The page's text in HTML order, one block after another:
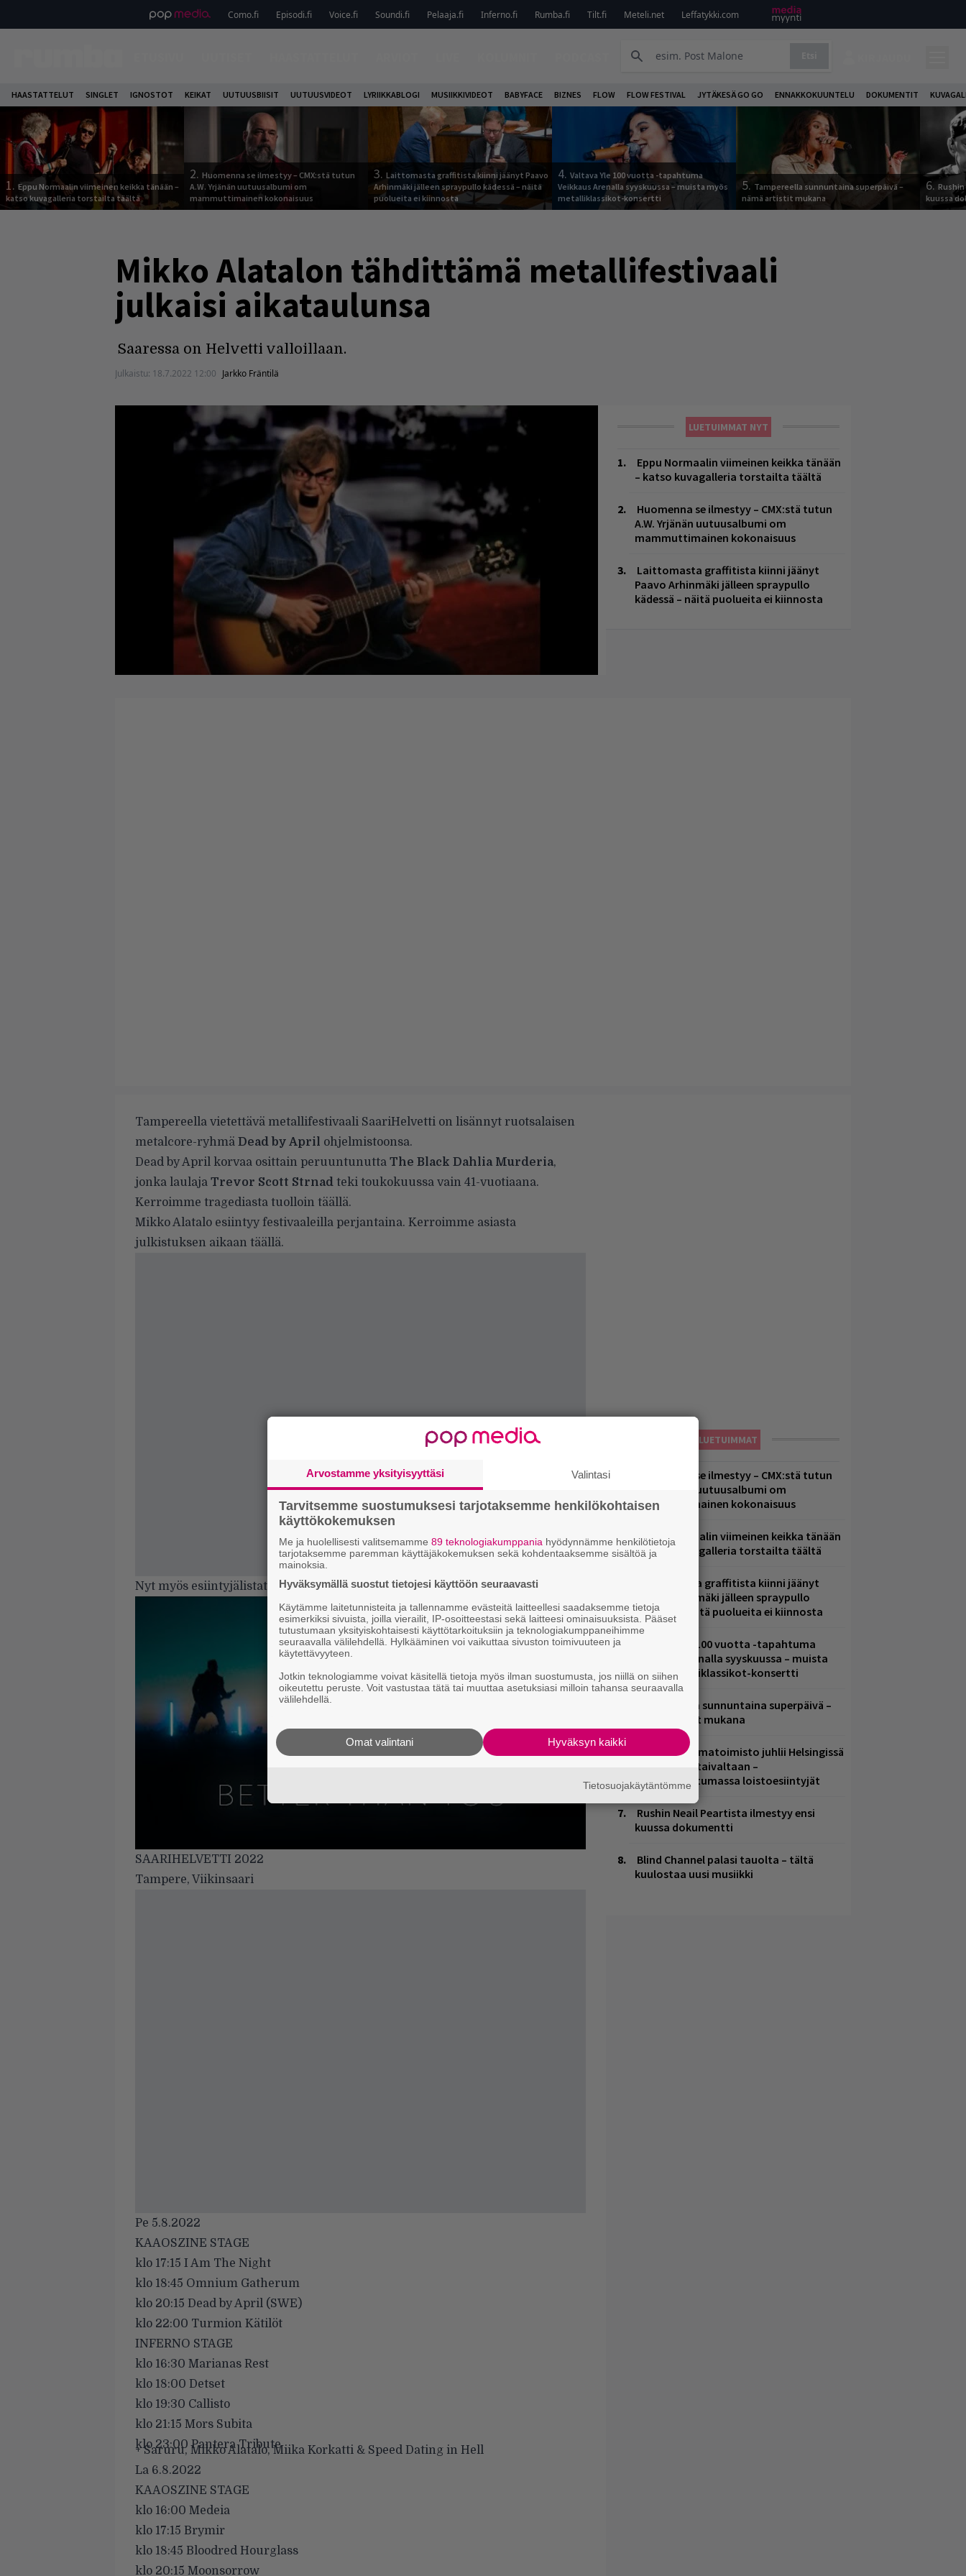
Como.fi Episodi.fi Voice.fi Soundi.fi Pelaaja.fi Inferno.fi Rumba.fi Tilt.fi Meteli.net Leffatykki.com
HAASTATTELUT SINGLET IGNOSTOT KEIKAT UUTUUSBIISIT UUTUUSVIDEOT LYRIIKKABLOGI MUSIIKKIVIDEOT BABYFACE BIZNES FLOW FLOW FESTIVAL JYTÄKESÄ GO GO ENNAKKOKUUNTELU DOKUMENTIT
1. Eppu Normaalin viimeinen keikka tänään –
katso kuvagalleria torstailta täältä
2. Huomenna se ilmestyy – CMX:stä tutun
A.W. Yrjänän uutuusalbumi om
mammuttimainen kokonaisuus
3. Laittomasta graffitista kiinni jäänyt Paavo
Arhinmäki jälleen spraypullo kädessä – näitä
puolueita ei kiinnosta
4. Valtava Yle 100 vuotta -tapahtuma
Veikkaus Arenalla syyskuussa – muista myös
metalliklassikot-konsertti
5. Tampereella sunnuntaina superpäivä –
nämä artistit mukana
6.
kuussa
Mikko Alatalon tähdittämä metallifestivaali
julkaisi aikataulunsa
Saaressa on Helvetti valloillaan.
Julkaistu: 18.7.2022 12:00 Jarkko Fräntilä
LUETUIMMAT NYT
Eppu Normaalin viimeinen keikka tänään
– katso kuvagalleria torstailta täältä
Huomenna se ilmestyy – CMX:stä tutun
A.W. Yrjänän uutuusalbumi om
mammuttimainen kokonaisuus
Laittomasta graffitista kiinni jäänyt
Paavo Arhinmäki jälleen spraypullo
kädessä – näitä puolueita ei kiinnosta
Tampereella vietettävä metallifestivaali SaariHelvetti on lisännyt ruotsalaisen
metalcore-ryhmä Dead by April ohjelmistoonsa.
Dead by April korvaa osittain peruuntunutta The Black Dahlia Murderia,
jonka laulaja Trevor Scott Strnad teki toukokuussa vain 41-vuotiaana.
Kerroimme tragediasta tuolloin täällä.
Mikko Alatalo esiintyy festivaaleilla perjantaina. Kerroimme asiasta
julkistuksen aikaan täällä.
Nyt myös esiintyjälistat ja aikataulut on julkaistu. Ne löydät videon alta.
SAARIHELVETTI 2022
Tampere, Viikinsaari
Pe 5.8.2022
KAAOSZINE STAGE
klo 17:15 I Am The Night
klo 18:45 Omnium Gatherum
klo 20:15 Dead by April (SWE)
klo 22:00 Turmion Kätilöt
INFERNO STAGE
klo 16:30 Marianas Rest
klo 18:00 Detset
klo 19:30 Callisto
klo 21:15 Mors Subita
klo 23:00 Pantera Tribute
+ Saruru, Mikko Alatalo, Miika Korkatti & Speed Dating in Hell
La 6.8.2022
KAAOSZINE STAGE
klo 16:00 Medeia
klo 17:15 Brymir
klo 18:45 Bloodred Hourglass
klo 20:15 Moonsorrow
LUETUIMMAT
Huomenna se ilmestyy – CMX:stä tutun
A.W. Yrjänän uutuusalbumi om
mammuttimainen kokonaisuus
Eppu Normaalin viimeinen keikka tänään
– katso kuvagalleria torstailta täältä
Laittomasta graffitista kiinni jäänyt
Paavo Arhinmäki jälleen spraypullo
kädessä – näitä puolueita ei kiinnosta
Valtava Yle 100 vuotta -tapahtuma
Veikkaus Arenalla syyskuussa – muista
myös metalliklassikot-konsertti
Tampereella sunnuntaina superpäivä –
nämä artistit mukana
Mainio ohjelmatoimisto juhlii Helsingissä
10-vuotista taivaltaan –
ilmaistapahtumassa loistoesiintyjät
Rushin Neail Peartista ilmestyy ensi
kuussa dokumentti
Blind Channel palasi tauolta – tältä
kuulostaa uusi musiikki
Arvostamme yksityisyyttäsi Valintasi
Tarvitsemme suostumuksesi tarjotaksemme henkilökohtaisen
käyttökokemuksen
Me ja huolellisesti valitsemamme 89 teknologiakumppania hyödynnämme henkilötietoja
tarjotaksemme paremman käyttäjäkokemuksen sekä kohdentaaksemme sisältöä ja
mainoksia.
Hyväksymällä suostut tietojesi käyttöön seuraavasti
Käytämme laitetunnisteita ja tallennamme evästeitä laitteellesi saadaksemme tietoja
esimerkiksi sivuista, joilla vierailit, IP-osoitteestasi sekä laitteesi ominaisuuksista. Pääset
tutustumaan yksityiskohtaisesti käyttötarkoituksiin ja teknologiakumppaneihimme
seuraavalla välilehdellä. Hylkääminen voi vaikuttaa sivuston toimivuuteen ja
käytettävyyteen.
Jotkin teknologiamme voivat käsitellä tietoja myös ilman suostumusta, jos niillä on siihen
oikeutettu peruste. Voit vastustaa tätä tai muuttaa asetuksiasi milloin tahansa seuraavalla
välilehdellä.
Hyväksyn kaikki
Omat valintani
Tietosuojakäytäntömme